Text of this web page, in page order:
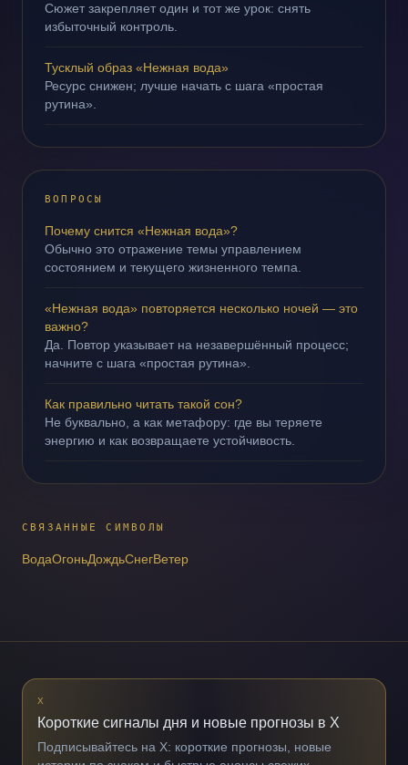
Сюжет закрепляет один и тот же урок: снять
избыточный контроль.
Тусклый образ «Нежная вода»
Ресурс снижен; лучше начать с шага «простая
рутина».
ВОПРОСЫ
Почему снится «Нежная вода»?
Обычно это отражение темы управлением
состоянием и текущего жизненного темпа.
«Нежная вода» повторяется несколько ночей — это
важно?
Да. Повтор указывает на незавершённый процесс;
начните с шага «простая рутина».
Как правильно читать такой сон?
Не буквально, а как метафору: где вы теряете
энергию и как возвращаете устойчивость.
СВЯЗАННЫЕ СИМВОЛЫ
ВодаОгоньДождьСнегВетер
X
Короткие сигналы дня и новые прогнозы в X
Подписывайтесь на X: короткие прогнозы, новые